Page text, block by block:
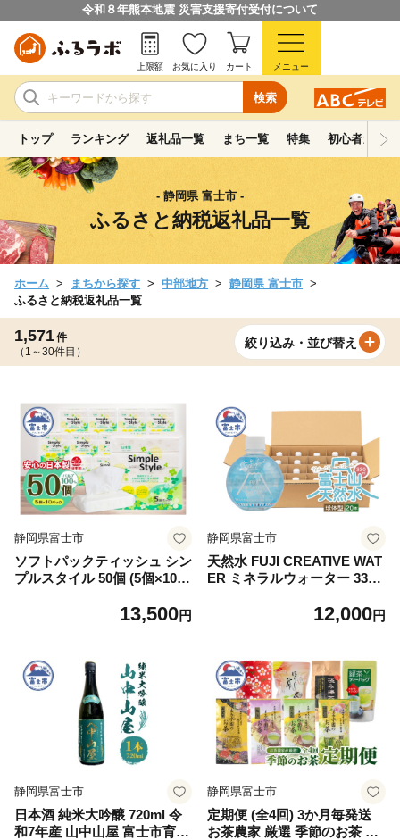
令和８年熊本地震 災害支援寄付受付について
検索
上限額 お気に入り カート メニュー
トップ ランキング 返礼品一覧 まち一覧 特集 初心者ガイド
- 静岡県 富士市 -
ふるさと納税返礼品一覧
ホーム まちから探す 中部地方
静岡県 富士市
ふるさと納税返礼品一覧
1,571件
（1～30件目）
絞り込み・並び替え
静岡県富士市
ソフトパックティッシュ シン
プルスタイル 50個 (5個×10袋
100％ ピローティッシュ 箱な
ィッシュペーパー ティッシュ
日用品 消耗品 生活用品 富士
市 [sf002-254]
13,500円
静岡県富士市
天然水 FUJI CREATIVE WAT
ER ミネラルウォーター 330
ペットボトル 富士山 オリジ
士市 [sf085-012]
12,000円
静岡県富士市
日本酒 純米大吟醸 720ml 令
和7年産 山中山屋 富士市育ち
静岡県富士市
定期便 (全4回) 3か月毎発送
お茶農家 厳選 季節のお茶 四